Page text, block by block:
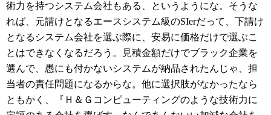
術力を持つシステム会社もある、というようにな。そうな
れば、元請けとなるエースシステム級のSIerだって、下請け
となるシステム会社を選ぶ際に、安易に価格だけで選ぶこ
とはできなくなるだろう。見積金額だけでブラック企業を
選んで、愚にも付かないシステムが納品されたんじゃ、担
当者の責任問題になるからな。他に選択肢がなかったなら
ともかく、『Ｈ＆Ｇコンピューティングのような技術力に